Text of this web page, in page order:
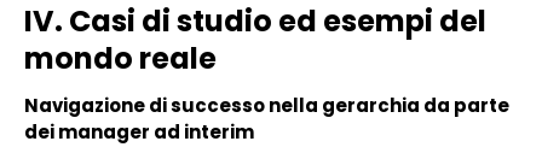
IV. Casi di studio ed esempi del
mondo reale
Navigazione di successo nella gerarchia da parte
dei manager ad interim